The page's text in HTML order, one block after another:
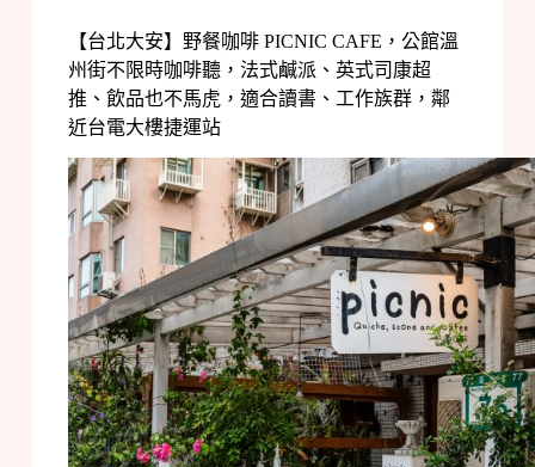
【台北大安】野餐咖啡 PICNIC CAFE，公館溫
州街不限時咖啡聽，法式鹹派、英式司康超
推、飲品也不馬虎，適合讀書、工作族群，鄰
近台電大樓捷運站